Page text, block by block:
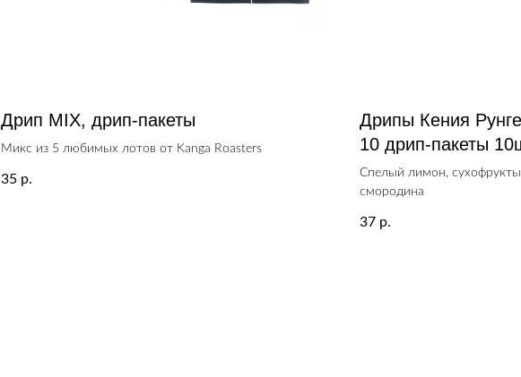
Дрип MIX, дрип-пакеты
Микс из 5 любимых лотов от Kanga Roasters
35 р.
Дрипы Кения
10 дрип-пакеты
Спелый лимон,
смородина
37 р.